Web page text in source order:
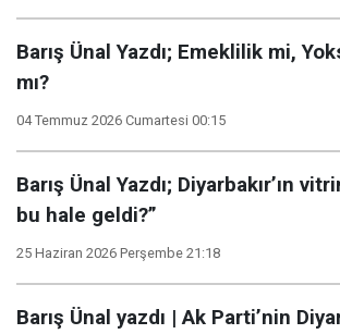
Barış Ünal Yazdı; Emeklilik mi,
mı?
04 Temmuz 2026 Cumartesi 00:15
Barış Ünal Yazdı; Diyarbakır’ın
bu hale geldi?”
25 Haziran 2026 Perşembe 21:18
Barış Ünal yazdı | Ak Parti’nin